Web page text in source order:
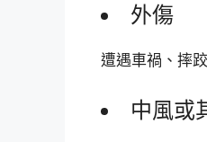
外傷
遭遇車禍、摔
中風或